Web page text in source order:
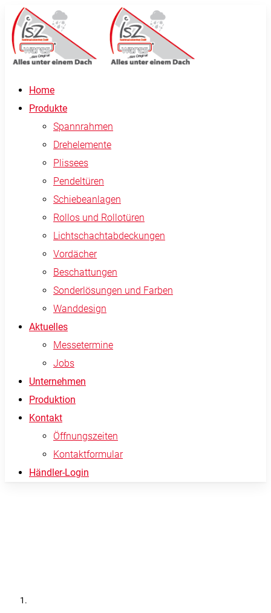
Home
Produkte
Spannrahmen
Drehelemente
Plissees
Pendeltüren
Schiebeanlagen
Rollos und Rollotüren
Lichtschachtabdeckungen
Vordächer
Beschattungen
Sonderlösungen und Farben
Wanddesign
Aktuelles
Messetermine
Jobs
Unternehmen
Produktion
Kontakt
Öffnungszeiten
Kontaktformular
Händler-Login